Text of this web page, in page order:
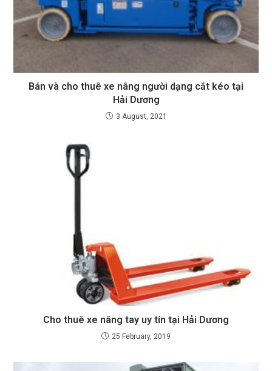
Bán và cho thuê xe nâng người dạng cắt kéo tại
Hải Dương
3 August, 2021
Cho thuê xe nâng tay uy tín tại Hải Dương
25 February, 2019